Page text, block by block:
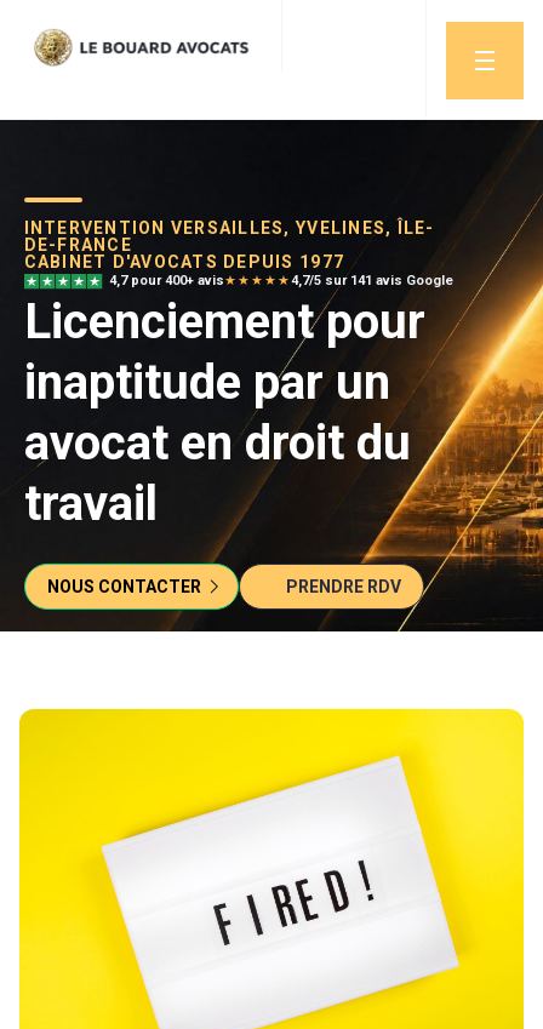
INTERVENTION VERSAILLES, YVELINES, ÎLE-
DE-FRANCE
CABINET D'AVOCATS DEPUIS 1977
4,7 pour 400+ avis★★★★★4,7/5 sur 141 avis Google
Licenciement pour
inaptitude par un
avocat en droit du
travail
NOUS CONTACTER PRENDRE RDV